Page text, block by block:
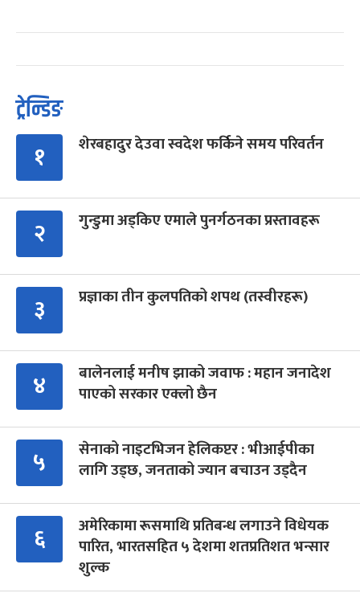
ट्रेन्डिङ
१ शेरबहादुर देउवा स्वदेश फर्किने समय परिवर्तन
२ गुन्डुमा अड्किए एमाले पुनर्गठनका प्रस्तावहरू
३ प्रज्ञाका तीन कुलपतिको शपथ (तस्वीरहरू)
४
बालेनलाई मनीष झाको जवाफ : महान जनादेश
पाएको सरकार एक्लो छैन
५
सेनाको नाइटभिजन हेलिकप्टर : भीआईपीका
लागि उड्छ, जनताको ज्यान बचाउन उड्दैन
६
अमेरिकामा रूसमाथि प्रतिबन्ध लगाउने विधेयक
पारित, भारतसहित ५ देशमा शतप्रतिशत भन्सार
शुल्क